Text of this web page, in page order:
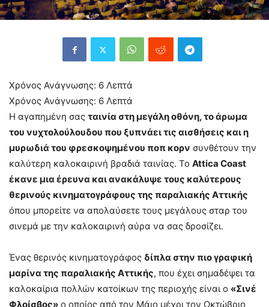
Χρόνος Ανάγνωσης: 6 Λεπτά
Χρόνος Ανάγνωσης: 6 Λεπτά
Η αγαπημένη σας ταινία στη μεγάλη οθόνη, το άρωμα
του νυχτολούλουδου που ξυπνάει τις αισθήσεις και η
μυρωδιά του φρεσκοψημένου ποπ κορν συνθέτουν την
καλύτερη καλοκαιρινή βραδιά ταινίας. Το Attica Coast
έκανε μια έρευνα και ανακάλυψε τους καλύτερους
θερινούς κινηματογράφους της παραλιακής Αττικής
όπου μπορείτε να απολαύσετε τους μεγάλους σταρ του
σινεμά με την καλοκαιρινή αύρα να σας δροσίζει.
Ένας θερινός κινηματογράφος δίπλα στην πιο γραφική
μαρίνα της παραλιακής Αττικής, που έχει σημαδέψει τα
καλοκαίρια πολλών κατοίκων της περιοχής είναι ο «Σινέ
Φλοίσβος» ο οποίος από τον Μάιο μέχρι τον Οκτώβριο